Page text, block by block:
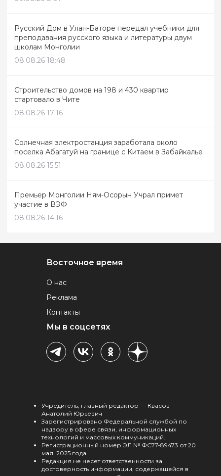
Русский Дом в Улан-Баторе передал учебники для
преподавания русского языка и литературы двум
школам Монголии
08.08.26 18:48
Строительство домов на 198 и 430 квартир
стартовало в Чите
08.08.26 17:16
Солнечная электростанция заработала около
поселка Абагатуй на границе с Китаем в Забайкалье
08.08.26 15:51
Премьер Монголии Ням-Осорын Учрал примет
участие в ВЭФ
08.08.26 14:16
Восточное время
О нас
Реклама
Контакты
Мы в соцсетях
Учредитель, главный редактор — Квасов
Анатолий Юрьевич
Зарегистрировано Федеральной службой по
надзору в сфере связи, информационных
технологий и массовых коммуникаций.
Регистрационный номер ЭЛ № ФС77-89473 от 20
мая 2025 года.
Редакция не несет ответственности за
достоверность информации, содержащейся в